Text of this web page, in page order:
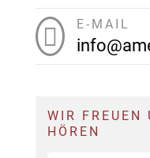
 E-MAIL
WIR FREUEN
HÖREN